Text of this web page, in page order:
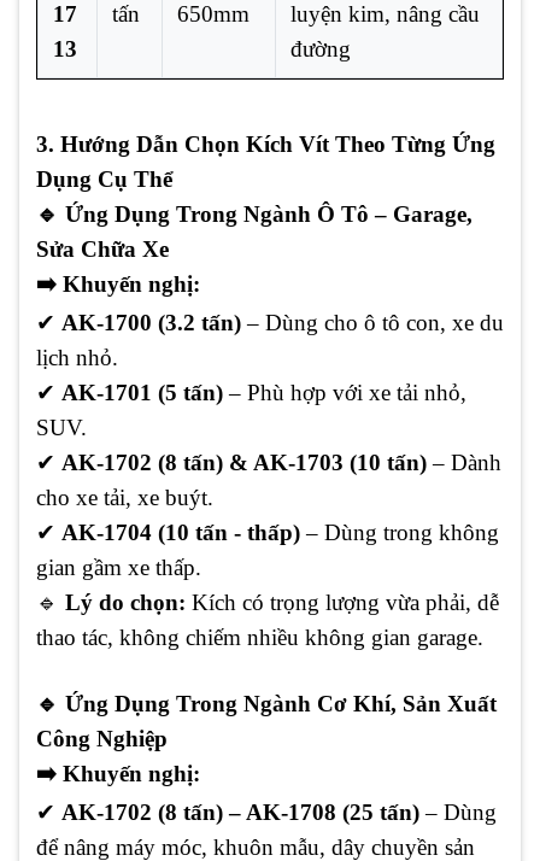
17
13
tấn
650mm
luyện kim, nâng cầu
đường
3. Hướng Dẫn Chọn Kích Vít Theo Từng Ứng
Dụng Cụ Thể
🔹 Ứng Dụng Trong Ngành Ô Tô – Garage,
Sửa Chữa Xe
➡️ Khuyến nghị:
✔ AK-1700 (3.2 tấn)– Dùng cho ô tô con, xe du
lịch nhỏ.
✔ AK-1701 (5 tấn)– Phù hợp với xe tải nhỏ,
SUV.
✔ AK-1702 (8 tấn) & AK-1703 (10 tấn)– Dành
cho xe tải, xe buýt.
✔ AK-1704 (10 tấn - thấp)– Dùng trong không
gian gầm xe thấp.
🔹 Lý do chọn: Kích có trọng lượng vừa phải, dễ
thao tác, không chiếm nhiều không gian garage.
🔹 Ứng Dụng Trong Ngành Cơ Khí, Sản Xuất
Công Nghiệp
➡️ Khuyến nghị:
✔ AK-1702 (8 tấn) – AK-1708 (25 tấn)– Dùng
để nâng máy móc, khuôn mẫu, dây chuyền sản